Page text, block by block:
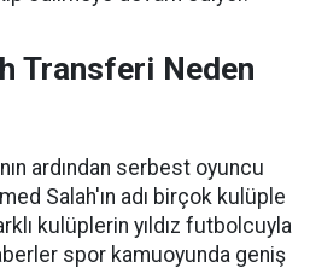
Transferi Neden
ardından serbest oyuncu
Salah'ın adı birçok kulüple
kulüplerin yıldız futbolcuyla
spor kamuoyunda geniş